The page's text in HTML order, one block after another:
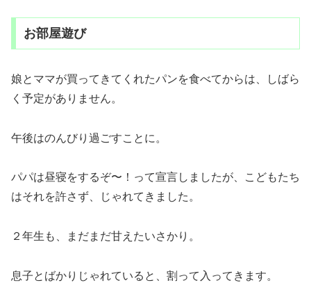
お部屋遊び
娘とママが買ってきてくれたパンを食べてからは、しばら
く予定がありません。
午後はのんびり過ごすことに。
パパは昼寝をするぞ〜！って宣言しましたが、こどもたち
はそれを許さず、じゃれてきました。
２年生も、まだまだ甘えたいさかり。
息子とばかりじゃれていると、割って入ってきます。